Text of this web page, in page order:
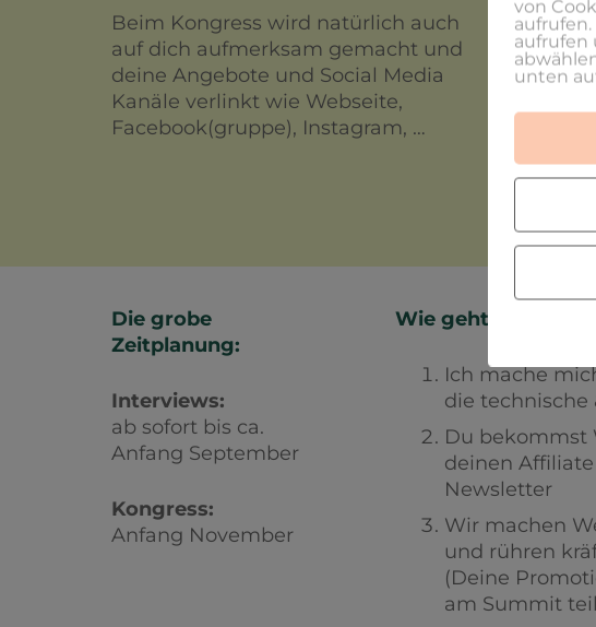
Beim Kongress wird natürlich auch
auf dich aufmerksam gemacht und
deine Angebote und Social Media
Kanäle verlinkt wie Webseite,
Facebook(gruppe), Instagram, …
Die grobe
Zeitplanung:
Interviews:
ab sofort bis ca.
Anfang September
Kongress:
Anfang November
Wie geht es dann
Ich mache
die technische
Du bekommst
deinen
Newsletter
Wir machen
und rühren
(Deine
am Summit
von
aufrufen
unten